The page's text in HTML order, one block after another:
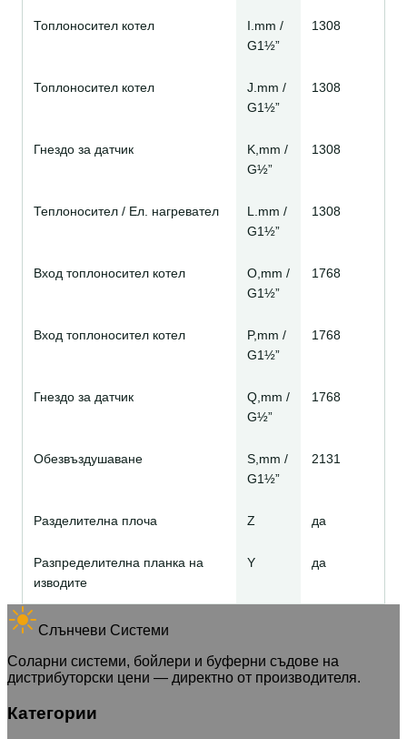
Топлоносител котел
I.mm /
G1½”
1308
Топлоносител котел
J.mm /
G1½”
1308
Гнездо за датчик
K,mm /
G½”
1308
Теплоносител / Ел. нагревател
L.mm /
G1½”
1308
Вход топлоносител котел
O,mm /
G1½”
1768
Вход топлоносител котел
P,mm /
G1½”
1768
Гнездо за датчик
Q,mm /
G½”
1768
Обезвъздушаване
S,mm /
G1½”
2131
Разделителна плоча Z да
Разпределителна планка на
изводите
Y да
Слънчеви Системи
Соларни системи, бойлери и буферни съдове на
дистрибуторски цени — директно от производителя.
Категории